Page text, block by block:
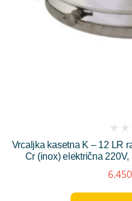
Vrcaljka kasetna K – 12 LR
Cr (inox) električna 220V,